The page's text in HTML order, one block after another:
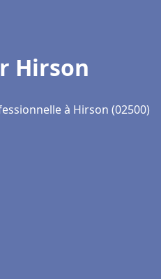
Hirson
à Hirson (02500)